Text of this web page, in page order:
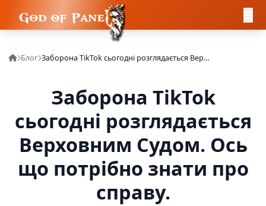
Блог Заборона TikTok сьогодні розглядається Верховним Судом. Ось що потрібно знати про справу.
Заборона TikTok
сьогодні розглядається
Верховним Судом. Ось
що потрібно знати про
справу.